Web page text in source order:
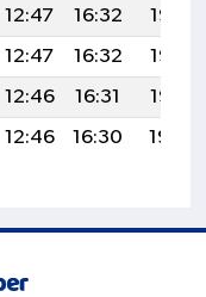
12:47 16:32
19:35
12:47 16:32
19:33
12:46 16:31
19:32
12:46 16:30 19:30